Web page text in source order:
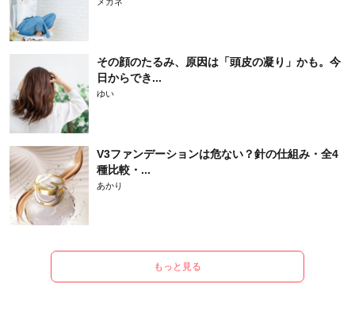
その顔のたるみ、原因は「頭皮の凝り」かも。今
日からでき...
ゆい
V3ファンデーションは危ない？針の仕組み・全4
種比較・...
あかり
もっと見る